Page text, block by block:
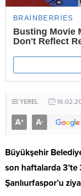
YEREL
A+ A-
Büyükşehir
son haftalarda 3’te
Şanlıurfaspor’u